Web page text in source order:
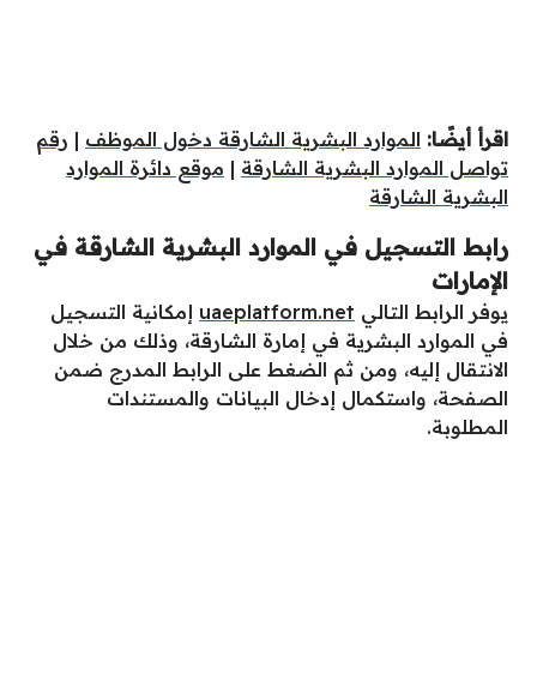
اقرأ أيضًا: الموارد البشرية الشارقة دخول الموظف | رقم
تواصل الموارد البشرية الشارقة | موقع دائرة الموارد
البشرية الشارقة
رابط التسجيل في الموارد البشرية الشارقة في
الإمارات
يوفر الرابط التالي uaeplatform.net إمكانية التسجيل
في الموارد البشرية في إمارة الشارقة، وذلك من خلال
الانتقال إليه، ومن ثم الضغط على الرابط المدرج ضمن
الصفحة، واستكمال إدخال البيانات والمستندات
المطلوبة.